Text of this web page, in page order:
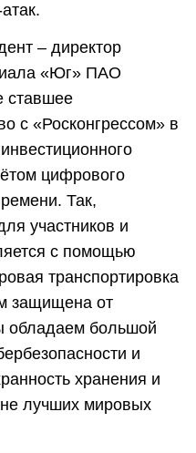
– директор
«Юг» ПАО
ставшее
с «Росконгрессом» в
цифрового
Так,
участников и
с помощью
транспортировка
защищена от
обладаем большой
и
хранения и
лучших мировых